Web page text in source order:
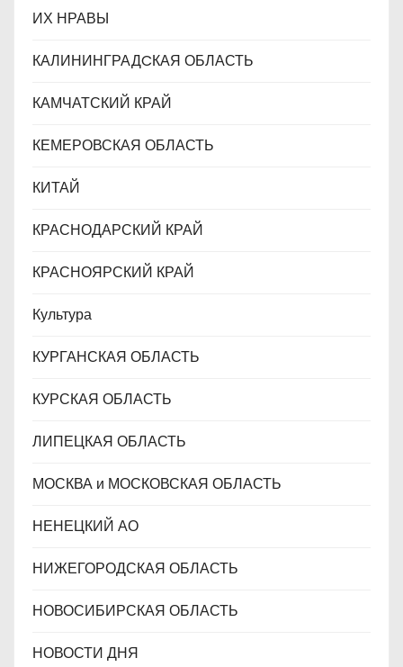
ИХ НРАВЫ
КАЛИНИНГРАДCКАЯ ОБЛАСТЬ
КАМЧАТСКИЙ КРАЙ
КЕМЕРОВСКАЯ ОБЛАСТЬ
КИТАЙ
КРАСНОДАРСКИЙ КРАЙ
КРАСНОЯРСКИЙ КРАЙ
Культура
КУРГАНСКАЯ ОБЛАСТЬ
КУРСКАЯ ОБЛАСТЬ
ЛИПЕЦКАЯ ОБЛАСТЬ
МОСКВА и МОСКОВСКАЯ ОБЛАСТЬ
НЕНЕЦКИЙ АО
НИЖЕГОРОДСКАЯ ОБЛАСТЬ
НОВОСИБИРСКАЯ ОБЛАСТЬ
НОВОСТИ ДНЯ